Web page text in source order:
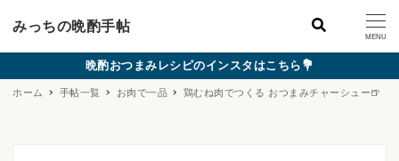
みっちの晩酌手帖
MENU
晩酌おつまみレシピのインスタはこちら💐
ホーム 手帖一覧 お肉で一品 鶏むね肉でつくる おつまみチャーシュー🍺